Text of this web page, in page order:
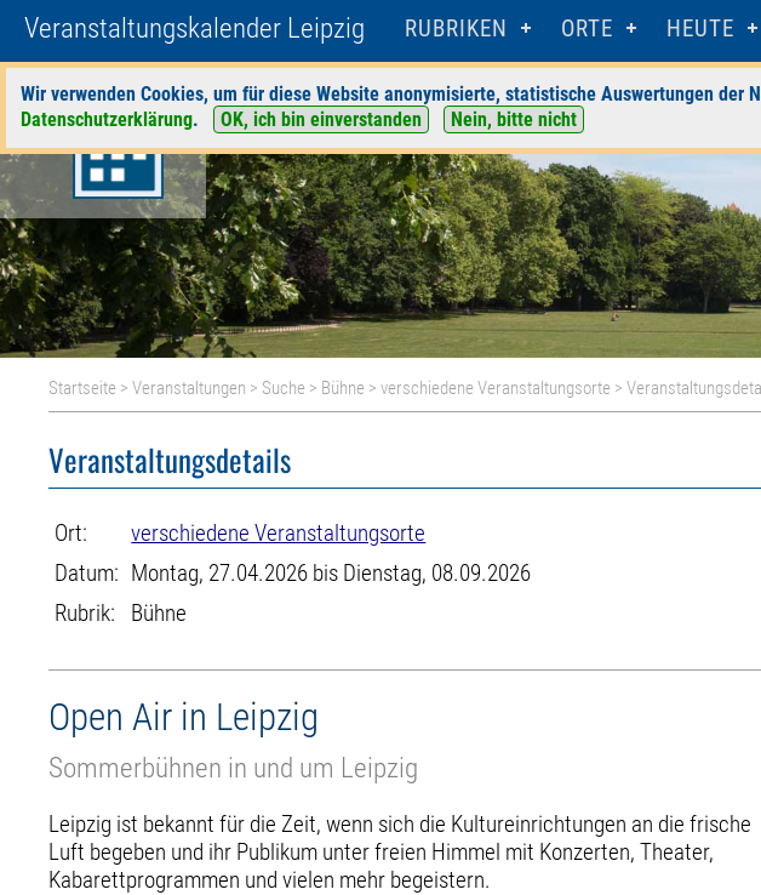
Veranstaltungskalender Leipzig RUBRIKEN ORTE HEUTE
Wir verwenden Cookies, um für diese Website anonymisierte, statistische Auswertungen
Datenschutzerklärung. OK, ich bin einverstanden Nein, bitte nicht
Startseite >Veranstaltungen > Suche > Bühne >verschiedene Veranstaltungsorte >
Veranstaltungsdetails
Ort:
verschiedene Veranstaltungsorte
Datum: Montag, 27.04.2026 bis Dienstag, 08.09.2026
Rubrik:
Bühne
Open Air in Leipzig
Sommerbühnen in und um Leipzig
Leipzig ist bekannt für die Zeit, wenn sich die Kultureinrichtungen an die frische
Luft begeben und ihr Publikum unter freien Himmel mit Konzerten, Theater,
Kabarettprogrammen und vielen mehr begeistern.